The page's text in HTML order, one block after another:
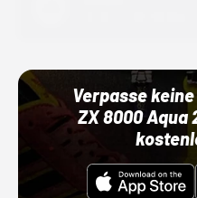
Verpasse
ZX 8000 Aqua